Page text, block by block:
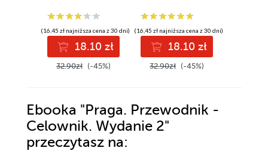
(16,45 zł najniższa cena z 30 dni)
18.10 zł
32.90zł (-45%)
(16,45 zł najniższa cena z 30 dni)
18.10 zł
32.90zł (-45%)
Ebooka "Praga. Przewodnik -
Celownik. Wydanie 2"
przeczytasz na: